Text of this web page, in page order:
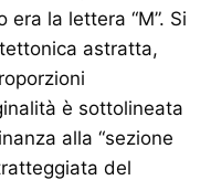
era la lettera “M”. Si
astratta,
è sottolineata
alla “sezione
del